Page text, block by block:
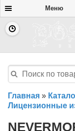
Меню
Главная »
Лицензионные